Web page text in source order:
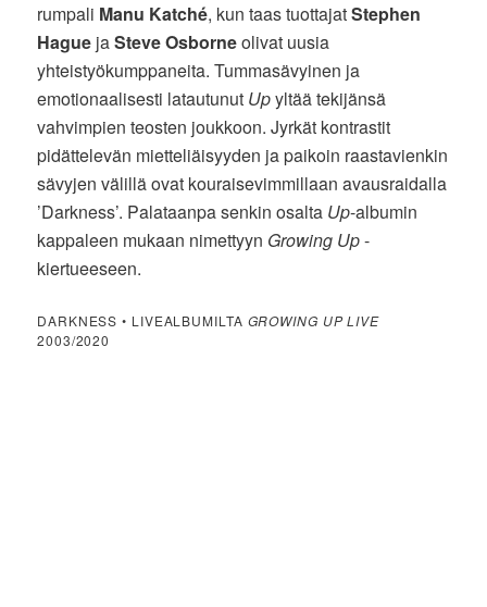
rumpali Manu Katché, kun taas tuottajatStephen
Hague jaSteve Osborneolivat uusia
yhteistyökumppaneita. Tummasävyinen ja
emotionaalisesti latautunut Upyltää tekijänsä
vahvimpien teosten joukkoon. Jyrkät kontrastit
pidättelevän mietteliäisyyden ja paikoin raastavienkin
sävyjen välillä ovat kouraisevimmillaan avausraidalla
’Darkness’. Palataanpa senkin osalta Up-albumin
kappaleen mukaan nimettyyn Growing Up-
kiertueeseen.
DARKNESS • LIVEALBUMILTA GROWING UP LIVE
2003/2020